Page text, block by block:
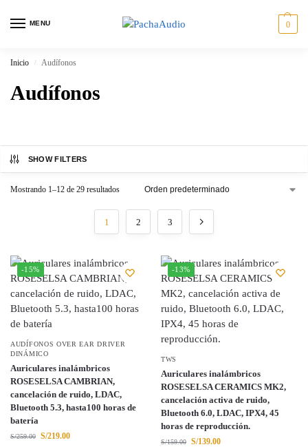
MENU 0
Inicio / Audífonos
Audífonos
SHOW FILTERS
Mostrando 1–12 de 29 resultados
1 2 3
-15%
AUDÍFONOS OVER EAR DRIVER
DINÁMICO
Auriculares inalámbricos
ROSESELSA CAMBRIAN,
cancelación de ruido, LDAC,
Bluetooth 5.3, hasta100 horas de
batería
S/259.00 S/219.00
-13%
TWS
Auriculares inalámbricos
ROSESELSA CERAMICS MK2,
cancelación activa de ruido,
Bluetooth 6.0, LDAC, IPX4, 45
horas de reproducción.
S/159.00 S/139.00